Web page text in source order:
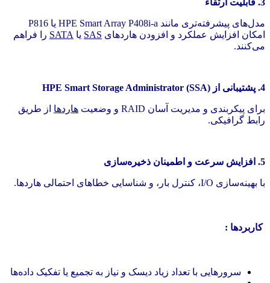
3. قابلیت ارتقاء
مدل‌های پیشرفته‌تری مانند HPE Smart Array P408i-a یا P816
امکان افزایش عملکرد و افزودن هاردهای SAS یا SATA را فراهم
می‌کنند.
4. پشتیبانی از HPE Smart Storage Administrator (SSA)
برای پیکربندی و مدیریت آسان RAID و وضعیت هاردها از طریق
رابط گرافیکی.
5. افزایش سرعت و اطمینان ذخیره‌سازی
با بهینه‌سازی I/O، کنترل بار، و شناسایی خطاهای احتمالی هاردها.
کاربردها :
سرورهایی با تعداد زیاد دیسک و نیاز به تجمیع یا تفکیک داده‌ها